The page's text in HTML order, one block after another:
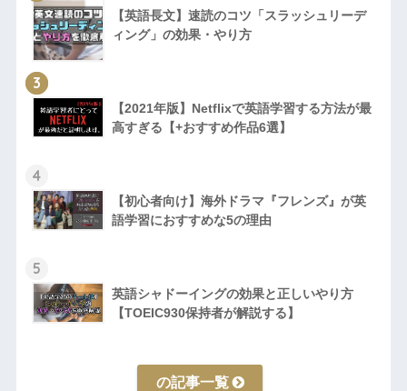
【英語長文】速読のコツ「スラッシュリーデ
ィング」の効果・やり方
3
【2021年版】Netflixで英語学習する方法が最
高すぎる【+おすすめ作品6選】
4
【初心者向け】海外ドラマ『フレンズ』が英
語学習におすすめな5の理由
5
英語シャドーイングの効果と正しいやり方
【TOEIC930保持者が解説する】
の記事一覧